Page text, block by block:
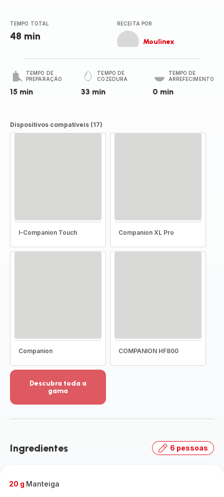
TEMPO TOTAL
48 min
RECEITA POR
Moulinex
TEMPO DE
PREPARAÇÃO
15 min
TEMPO DE
COZEDURA
33 min
TEMPO DE
ARREFECIMENTO
0 min
Dispositivos compatíveis (17)
I-Companion Touch Companion XL Pro
Companion COMPANION HF800
Descubra toda a
gama
detalhes
toda
Ingredientes 6 pessoas
20 g Manteiga